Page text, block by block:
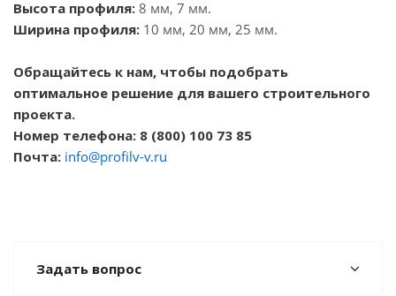
Высота профиля: 8 мм, 7 мм.
Ширина профиля: 10 мм, 20 мм, 25 мм.
Обращайтесь к нам, чтобы подобрать
оптимальное решение для вашего строительного
проекта.
Номер телефона: 8 (800) 100 73 85
Почта: info@profilv-v.ru
Задать вопрос